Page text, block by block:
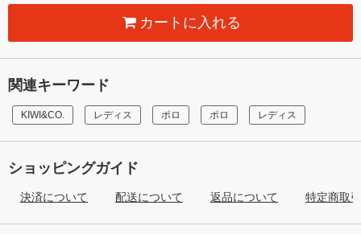
カートに入れる
関連キーワード
KIWI&CO. レディス ポロ ポロ レディス
ショッピングガイド
決済について 配送について 返品について 特定商取